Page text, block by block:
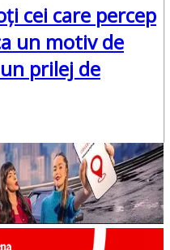
cei care percep
un motiv de
prilej de